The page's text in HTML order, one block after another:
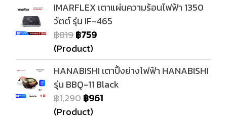
IMARFLEX เตาแผ่นความร้อนไฟฟ้า 1350
วัตต์ รุ่น IF-465
฿819฿759
(Product)
HANABISHI เตาปิ้งย่างไฟฟ้า HANABISHI
รุ่น BBQ-11 Black
฿1,290฿961
(Product)